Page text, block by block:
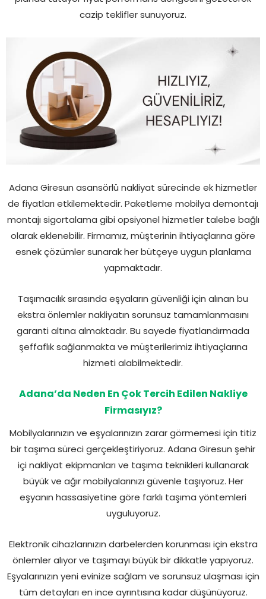
cazip teklifler sunuyoruz.
Adana Giresun asansörlü nakliyat sürecinde ek hizmetler
de fiyatları etkilemektedir. Paketleme mobilya demontajı
montajı sigortalama gibi opsiyonel hizmetler talebe bağlı
olarak eklenebilir. Firmamız, müşterinin ihtiyaçlarına göre
esnek çözümler sunarak her bütçeye uygun planlama
yapmaktadır.
Taşımacılık sırasında eşyaların güvenliği için alınan bu
ekstra önlemler nakliyatın sorunsuz tamamlanmasını
garanti altına almaktadır. Bu sayede fiyatlandırmada
şeffaflık sağlanmakta ve müşterilerimiz ihtiyaçlarına
hizmeti alabilmektedir.
Adana’da Neden En Çok Tercih Edilen Nakliye
Firmasıyız?
Mobilyalarınızın ve eşyalarınızın zarar görmemesi için titiz
bir taşıma süreci gerçekleştiriyoruz. Adana Giresun şehir
içi nakliyat ekipmanları ve taşıma teknikleri kullanarak
büyük ve ağır mobilyalarınızı güvenle taşıyoruz. Her
eşyanın hassasiyetine göre farklı taşıma yöntemleri
uyguluyoruz.
Elektronik cihazlarınızın darbelerden korunması için ekstra
önlemler alıyor ve taşımayı büyük bir dikkatle yapıyoruz.
Eşyalarınızın yeni evinize sağlam ve sorunsuz ulaşması için
tüm detayları en ince ayrıntısına kadar düşünüyoruz.